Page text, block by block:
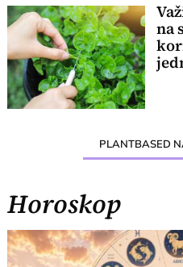
na
PLANTBASED
Horoskop